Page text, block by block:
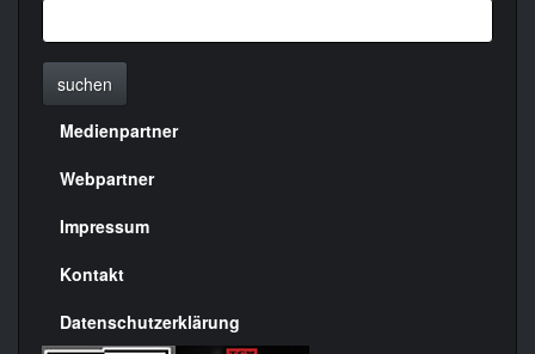
suchen
Menülinks
rechte
Seite
Medienpartner
Webpartner
Impressum
Kontakt
Datenschutzerklärung